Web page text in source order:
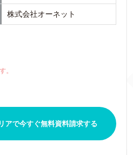
株式会社オーネット
。
アで今すぐ無料資料請求する